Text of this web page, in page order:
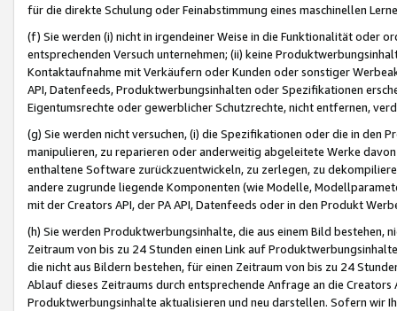
für die direkte Schulung oder Feinabstimmung eines maschinellen
(f) Sie werden (i) nicht in irgendeiner Weise in die Funktionalität oder
entsprechenden Versuch unternehmen; (ii) keine
Kontaktaufnahme mit Verkäufern oder Kunden oder sonstiger
API, Datenfeeds, Produktwerbungsinhalten oder Spezifikationen
Eigentumsrechte oder gewerblicher Schutzrechte, nicht entfernen,
(g) Sie werden nicht versuchen, (i) die Spezifikationen oder die in
manipulieren, zu reparieren oder anderweitig abgeleitete Werke
enthaltene Software zurückzuentwickeln, zu zerlegen, zu
andere zugrunde liegende Komponenten (wie Modelle,
mit der Creators API, der PA API, Datenfeeds oder in den Produkt
(h) Sie werden Produktwerbungsinhalte, die aus einem Bild bestehen,
Zeitraum von bis zu 24 Stunden einen Link auf
die nicht aus Bildern bestehen, für einen Zeitraum von bis zu 24
Ablauf dieses Zeitraums durch entsprechende Anfrage an die
Produktwerbungsinhalte aktualisieren und neu darstellen. Sofern wir